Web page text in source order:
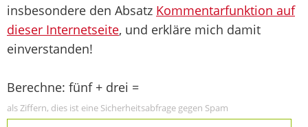
insbesondere den Absatz Kommentarfunktion auf
dieser Internetseite, und erkläre mich damit
einverstanden!
Berechne: fünf + drei =
als Ziffern, dies ist eine Sicherheitsabfrage gegen Spam